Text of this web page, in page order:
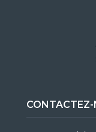
CONTACTEZ-